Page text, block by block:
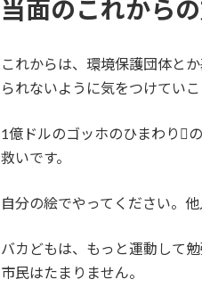
当面のこれから
これからは、環境保護団体と
られないように気をつけていこ
1億ドルのゴッホのひまわり
救いです。
自分の絵でやってください。
バカどもは、もっと運動して
市民はたまりません。